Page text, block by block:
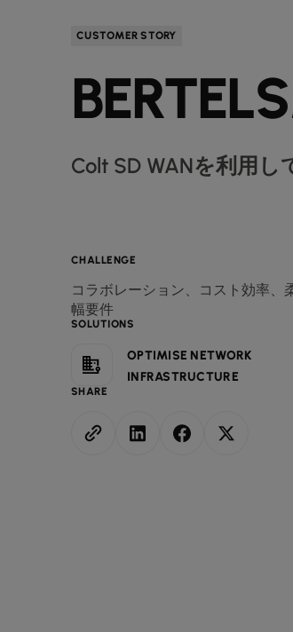
CUSTOMER STORY
Colt SD WANを利用し
CHALLENGE
コラボレーション、コスト効率、
幅要件
SOLUTIONS
OPTIMISE NETWORK
INFRASTRUCTURE
SHARE